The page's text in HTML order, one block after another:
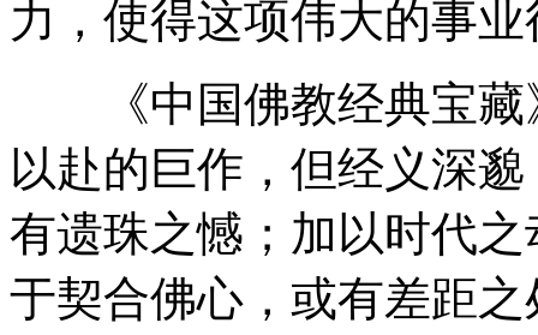
力，使得这项伟大的事
《中国佛教经典宝藏
以赴的巨作，但经义深
有遗珠之憾；加以时代
于契合佛心，或有差距